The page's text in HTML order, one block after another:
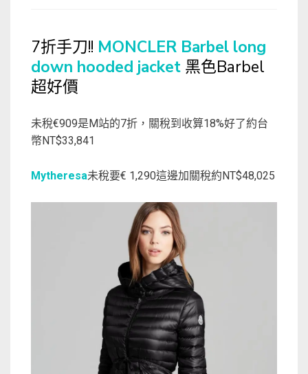
7折手刀!! MONCLER Barbel long
down hooded jacket 黑色Barbel
超好價
未稅€909是M站的7折，關稅到收算18%好了約台
幣NT$33,841
Mytheresa未稅要€ 1,290這邊加關稅約NT$48,025